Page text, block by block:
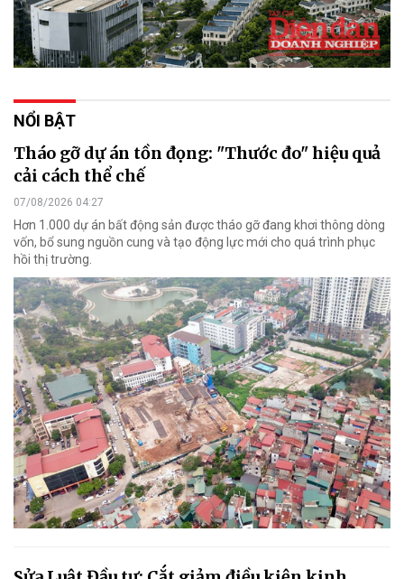
NỔI BẬT
Tháo gỡ dự án tồn đọng: "Thước đo" hiệu quả
cải cách thể chế
07/08/2026 04:27
Hơn 1.000 dự án bất động sản được tháo gỡ đang khơi thông dòng
vốn, bổ sung nguồn cung và tạo động lực mới cho quá trình phục
hồi thị trường.